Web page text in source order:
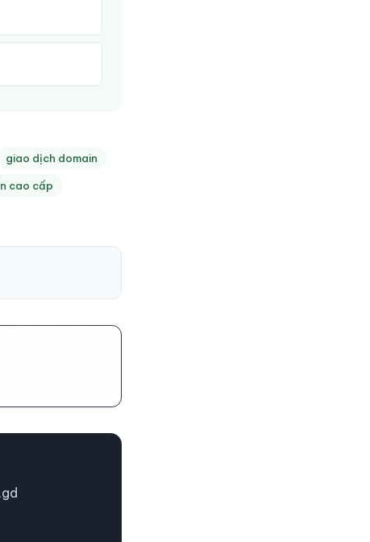
giao dịch domain
cao cấp